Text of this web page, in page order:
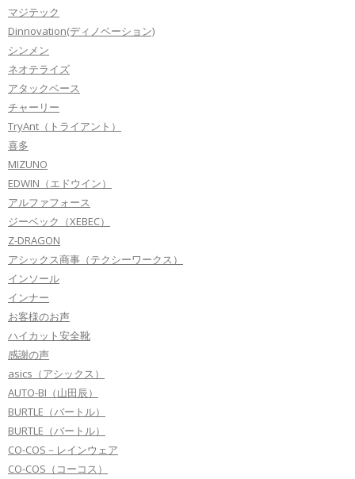
マジテック
Dinnovation(ディノベーション)
シンメン
ネオテライズ
アタックベース
チャーリー
TryAnt（トライアント）
喜多
MIZUNO
EDWIN（エドウイン）
アルファフォース
ジーベック（XEBEC）
Z-DRAGON
アシックス商事（テクシーワークス）
インソール
インナー
お客様のお声
ハイカット安全靴
感謝の声
asics（アシックス）
AUTO-BI（山田辰）
BURTLE（バートル）
BURTLE（バートル）
CO-COS－レインウェア
CO-COS（コーコス）